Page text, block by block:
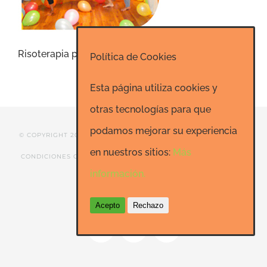
Risoterapia particulares
© COPYRIGHT 2020 ESCUELA DE RISOTERAPIA DE MADRID |
CONDICIONES GENERALES|CONTACTO |SEO: Informatica-
24h.net
FacebookLinkedInYouTube
Política de Cookies
Esta página utiliza cookies y
otras tecnologías para que
podamos mejorar su experiencia
en nuestros sitios: Más
información.
Acepto Rechazo